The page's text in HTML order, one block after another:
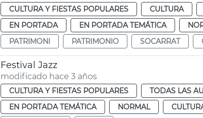
CULTURA Y FIESTAS POPULARES CULTURA
EN PORTADA
EN PORTADA TEMÁTICA
PATRIMONI
PATRIMONIO SOCARRAT
Festival Jazz
modificado hace 3 años
CULTURA Y FIESTAS POPULARES TODAS LAS
EN PORTADA TEMÁTICA
NORMAL